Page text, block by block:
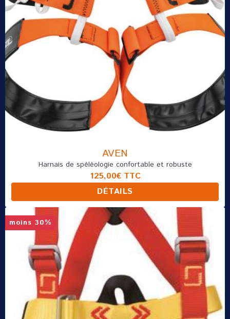
AVEN
Harnais de spéléologie confortable et robuste
125,00€ TTC
DÉTAILS
moins 30%